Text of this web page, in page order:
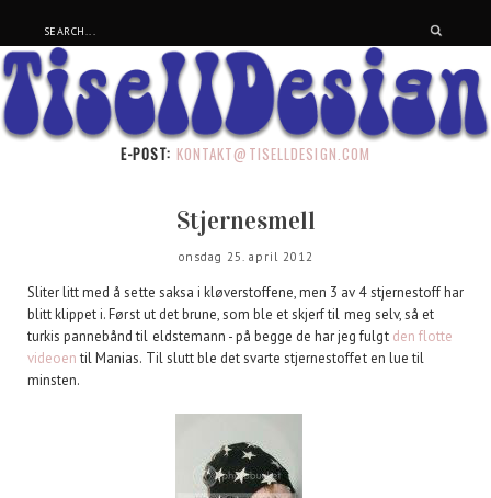
E-POST: KONTAKT@TISELLDESIGN.COM
Stjernesmell
onsdag 25. april 2012
Sliter litt med å sette saksa i kløverstoffene, men 3 av 4 stjernestoff har
blitt klippet i. Først ut det brune, som ble et skjerf til meg selv, så et
turkis pannebånd til eldstemann - på begge de har jeg fulgt den flotte
videoentil Manias. Til slutt ble det svarte stjernestoffet en lue til
minsten.